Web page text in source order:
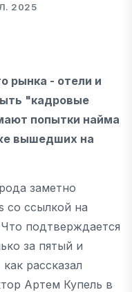
2025
рынка - отели и
"кадровые
попытки найма
вышедших на
заметно
cо ссылкой на
подтверждается
за пятый и
рассказал
Артем Купель в